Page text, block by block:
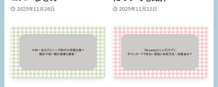
2025年11月28日 2025年11月22日